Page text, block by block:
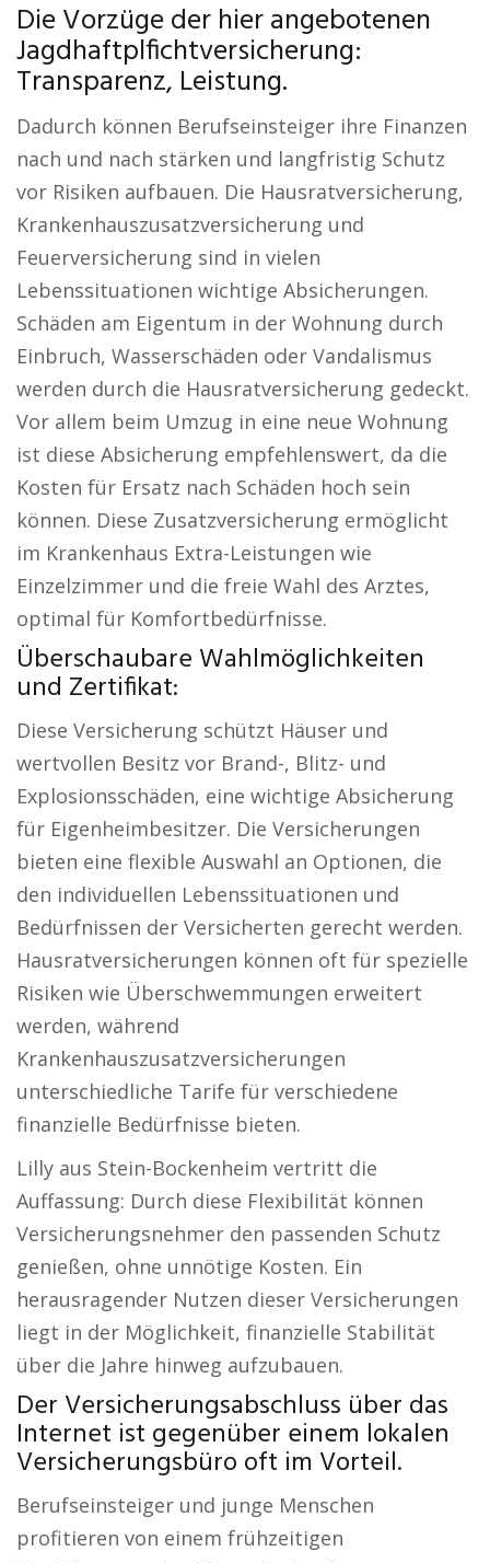
Die Vorzüge der hier angebotenen
Jagdhaftplfichtversicherung:
Transparenz, Leistung.
Dadurch können Berufseinsteiger ihre Finanzen
nach und nach stärken und langfristig Schutz
vor Risiken aufbauen. Die Hausratversicherung,
Krankenhauszusatzversicherung und
Feuerversicherung sind in vielen
Lebenssituationen wichtige Absicherungen.
Schäden am Eigentum in der Wohnung durch
Einbruch, Wasserschäden oder Vandalismus
werden durch die Hausratversicherung gedeckt.
Vor allem beim Umzug in eine neue Wohnung
ist diese Absicherung empfehlenswert, da die
Kosten für Ersatz nach Schäden hoch sein
können. Diese Zusatzversicherung ermöglicht
im Krankenhaus Extra-Leistungen wie
Einzelzimmer und die freie Wahl des Arztes,
optimal für Komfortbedürfnisse.
Überschaubare Wahlmöglichkeiten
und Zertifikat:
Diese Versicherung schützt Häuser und
wertvollen Besitz vor Brand-, Blitz- und
Explosionsschäden, eine wichtige Absicherung
für Eigenheimbesitzer. Die Versicherungen
bieten eine flexible Auswahl an Optionen, die
den individuellen Lebenssituationen und
Bedürfnissen der Versicherten gerecht werden.
Hausratversicherungen können oft für spezielle
Risiken wie Überschwemmungen erweitert
werden, während
Krankenhauszusatzversicherungen
unterschiedliche Tarife für verschiedene
finanzielle Bedürfnisse bieten.
Lilly aus Stein-Bockenheim vertritt die
Auffassung: Durch diese Flexibilität können
Versicherungsnehmer den passenden Schutz
genießen, ohne unnötige Kosten. Ein
herausragender Nutzen dieser Versicherungen
liegt in der Möglichkeit, finanzielle Stabilität
über die Jahre hinweg aufzubauen.
Der Versicherungsabschluss über das
Internet ist gegenüber einem lokalen
Versicherungsbüro oft im Vorteil.
Berufseinsteiger und junge Menschen
profitieren von einem frühzeitigen